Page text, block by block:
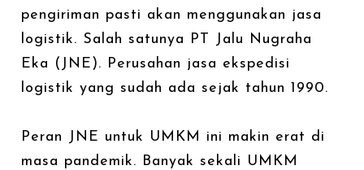
pengiriman pasti akan menggunakan jasa
logistik. Salah satunya PT Jalu Nugraha
Eka (JNE). Perusahan jasa ekspedisi
logistik yang sudah ada sejak tahun 1990.
Peran JNE untuk UMKM ini makin erat di
masa pandemik. Banyak sekali UMKM